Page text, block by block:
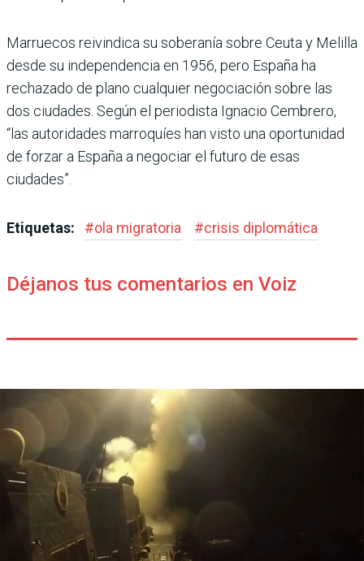
Marruecos reivindica su soberanía sobre Ceuta y Melilla
desde su independencia en 1956, pero España ha
rechazado de plano cualquier negociación sobre las
dos ciudades. Según el periodista Ignacio Cembrero,
“las autoridades marroquíes han visto una oportunidad
de forzar a España a negociar el futuro de esas
ciudades”.
Etiquetas: #ola migratoria #crisis diplomática
Déjanos tus comentarios en Voiz